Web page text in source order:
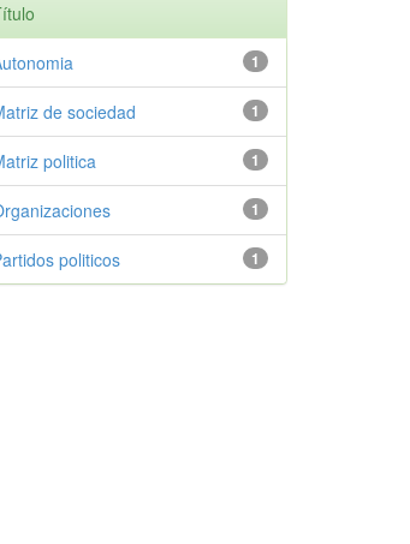
1
1
de sociedad
1
politica
1
1
politicos